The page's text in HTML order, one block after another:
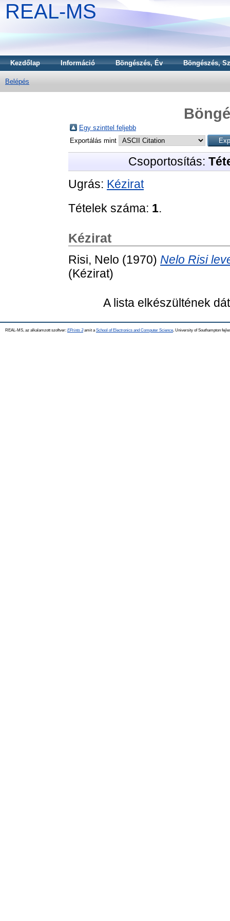
REAL-MS
Kezdőlap Információ Böngészés, Év Böngészés,
Belépés
Egy szinttel feljebb
Exportálás mint
Csoportosítás:
Ugrás: Kézirat
Tételek száma: 1.
Kézirat
Risi, Nelo (1970) Nelo Risi
(Kézirat)
A lista elkészültének
REAL-MS, az alkalamzott szoftver: EPrints 3amit a School of Electronics and Computer Science , University of Southampton